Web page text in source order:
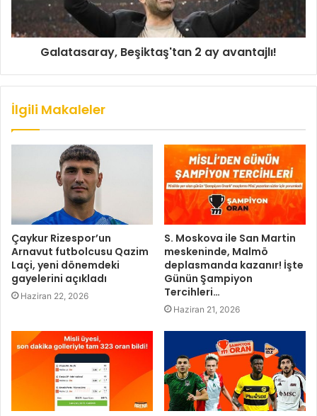
Galatasaray, Beşiktaş'tan 2 ay avantajlı!
İlgili Makaleler
Çaykur Rizespor’un
Arnavut futbolcusu Qazim
Laçi, yeni dönemdeki
gayelerini açıkladı
Haziran 22, 2026
S. Moskova ile San Martin
meskeninde, Malmö
deplasmanda kazanır! İşte
Günün Şampiyon
Tercihleri…
Haziran 21, 2026